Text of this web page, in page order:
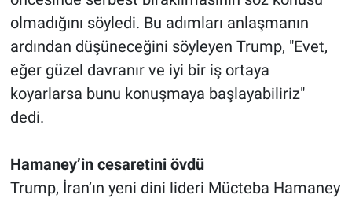
olmadığını söyledi. Bu adımları anlaşmanın
ardından düşüneceğini söyleyen Trump, "Evet,
eğer güzel davranır ve iyi bir iş ortaya
koyarlarsa bunu konuşmaya başlayabiliriz"
dedi.
Hamaney’in cesaretini övdü
Trump, İran’ın yeni dini lideri Mücteba Hamaney